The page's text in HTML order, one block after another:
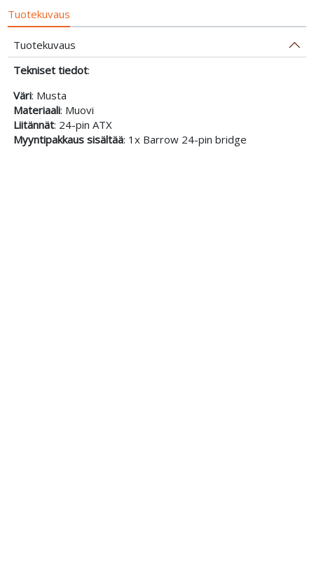
Tuotekuvaus
Tuotekuvaus
Tekniset tiedot:
Väri: Musta
Materiaali: Muovi
Liitännät: 24-pin ATX
Myyntipakkaus sisältää: 1x Barrow 24-pin bridge